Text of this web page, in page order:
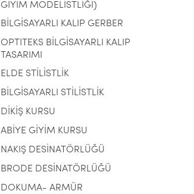
GİYİM MODELİSTLİĞİ)
BİLGİSAYARLI KALIP GERBER
OPTITEKS BİLGİSAYARLI KALIP
TASARIMI
ELDE STİLİSTLİK
BİLGİSAYARLI STİLİSTLİK
DİKİŞ KURSU
ABİYE GİYİM KURSU
NAKIŞ DESİNATÖRLÜĞÜ
BRODE DESİNATÖRLÜĞÜ
DOKUMA- ARMÜR